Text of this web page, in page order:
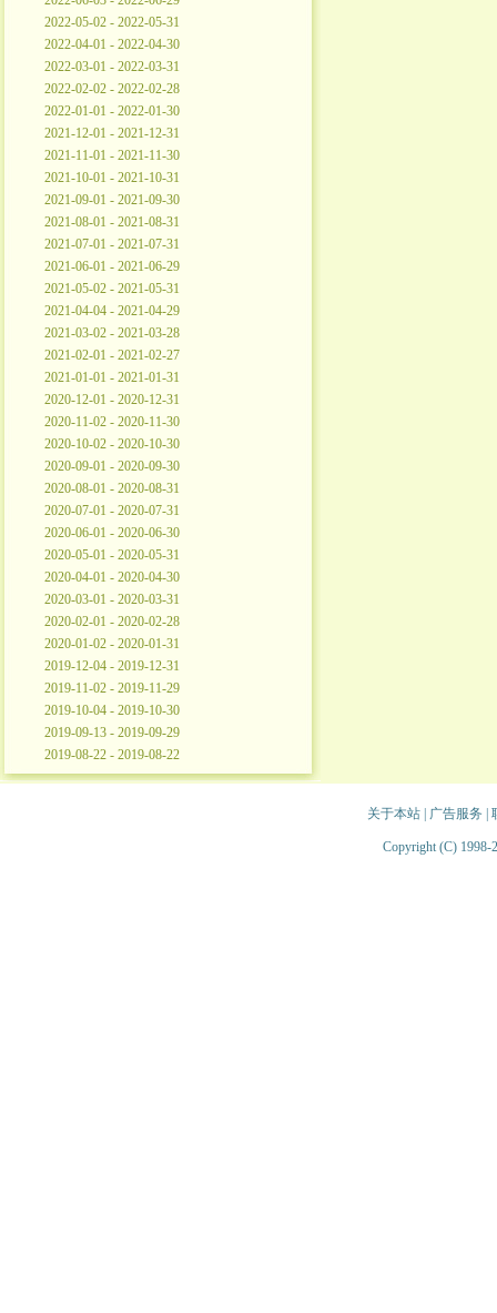
2022-05-02 - 2022-05-31
2022-04-01 - 2022-04-30
2022-03-01 - 2022-03-31
2022-02-02 - 2022-02-28
2022-01-01 - 2022-01-30
2021-12-01 - 2021-12-31
2021-11-01 - 2021-11-30
2021-10-01 - 2021-10-31
2021-09-01 - 2021-09-30
2021-08-01 - 2021-08-31
2021-07-01 - 2021-07-31
2021-06-01 - 2021-06-29
2021-05-02 - 2021-05-31
2021-04-04 - 2021-04-29
2021-03-02 - 2021-03-28
2021-02-01 - 2021-02-27
2021-01-01 - 2021-01-31
2020-12-01 - 2020-12-31
2020-11-02 - 2020-11-30
2020-10-02 - 2020-10-30
2020-09-01 - 2020-09-30
2020-08-01 - 2020-08-31
2020-07-01 - 2020-07-31
2020-06-01 - 2020-06-30
2020-05-01 - 2020-05-31
2020-04-01 - 2020-04-30
2020-03-01 - 2020-03-31
2020-02-01 - 2020-02-28
2020-01-02 - 2020-01-31
2019-12-04 - 2019-12-31
2019-11-02 - 2019-11-29
2019-10-04 - 2019-10-30
2019-09-13 - 2019-09-29
2019-08-22 - 2019-08-22
关于本站| 广告服务
Copyright (C) 1998-